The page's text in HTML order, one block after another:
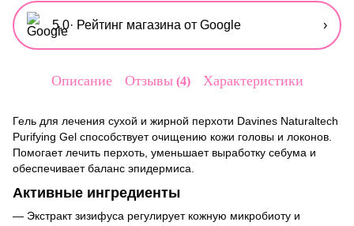
5,0· Рейтинг магазина от Google ›
Описание Отзывы 4 Характеристики
Гель для лечения сухой и жирной перхоти Davines Naturaltech
Purifying Gel способствует очищению кожи головы и локонов.
Помогает лечить перхоть, уменьшает выработку себума и
обеспечивает баланс эпидермиса.
Активные ингредиенты
— Экстракт зизифуса регулирует кожную микробиоту и